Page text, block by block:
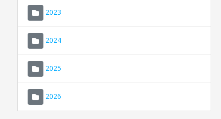
2023
2024
2025
2026